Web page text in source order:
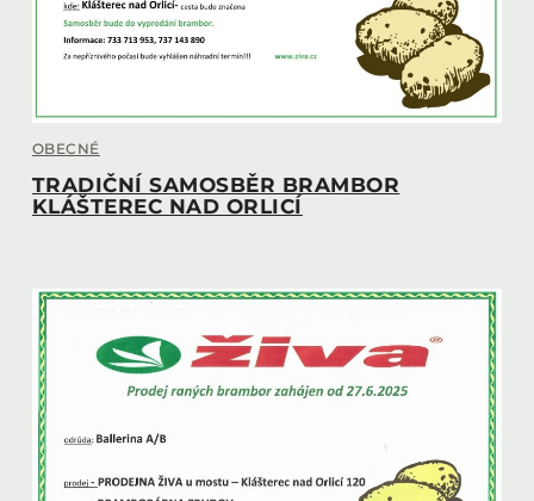
OBECNÉ
TRADIČNÍ SAMOSBĚR BRAMBOR
KLÁŠTEREC NAD ORLICÍ